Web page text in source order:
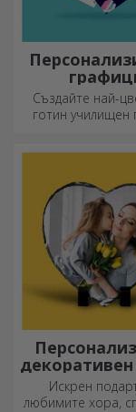
Създайте най-
готин училищен
Искрен
любимите хора,